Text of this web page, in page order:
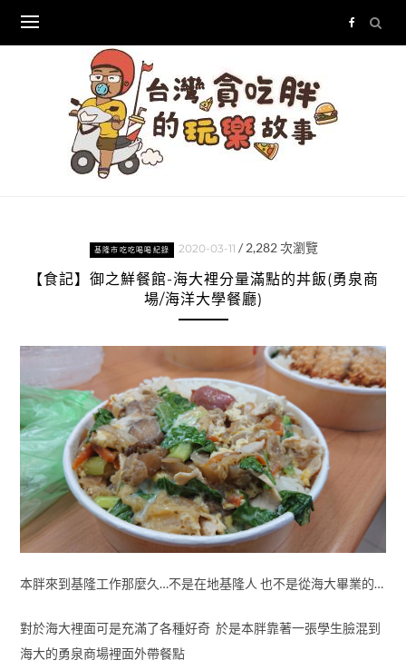
content
基隆市吃吃喝喝紀錄 2020-03-11 / 2,282次瀏覽
【食記】御之鮮餐館-海大裡分量滿點的丼飯(勇泉商
場/海洋大學餐廳)
本胖來到基隆工作那麼久…不是在地基隆人 也不是從海大畢業的…
對於海大裡面可是充滿了各種好奇 於是本胖靠著一張學生臉混到
海大的勇泉商場裡面外帶餐點